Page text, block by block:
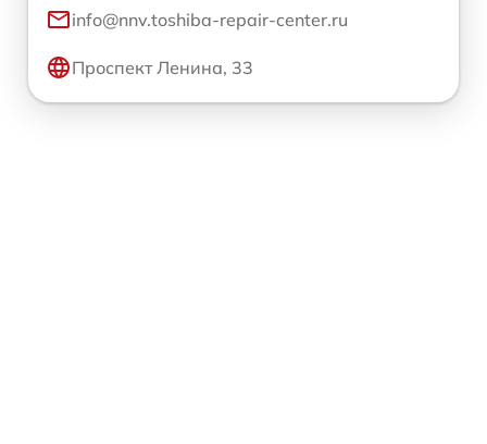
info@nnv.toshiba-repair-center.ru
Проспект Ленина, 33